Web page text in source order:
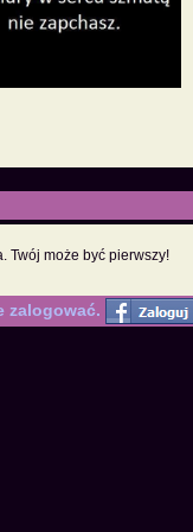
Twój może być pierwszy!
zalogować.